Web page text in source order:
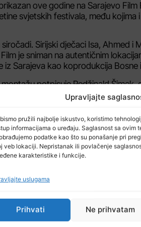
Upravljajte
pružili najbolje iskustvo, koristimo
informacijama o uređaju. Saglasnost sa ovim
podatke kao što su ponašanje pri
veb lokaciji. Nepristanak ili povlačenje
karakteristike i funkcije.
uslugama
Prihvati Ne prihvatam
ove godine na Sarajevo Film
svjetskih festivala, među kojima
Sirijski dječaci Isa, Ahmed i
je sniman na autentičnim
Sarajeva kao koprodukcija Bosne
potpisuje Redžinald
Čamo, a producent Adis Đapo.
akademiji u kategoriji za
je nominiran film “Ničija zemlja”
iz Udruženja filmskih radnika BiH.